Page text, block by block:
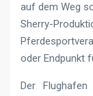
auf dem Weg
Sherry-
oder Endpunkt
Der